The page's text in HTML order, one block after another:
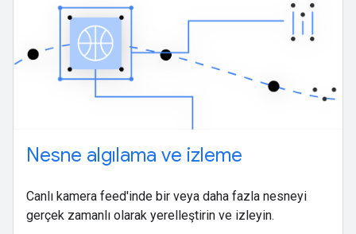
Nesne algılama ve izleme
Canlı kamera feed'inde bir veya daha fazla nesneyi
gerçek zamanlı olarak yerelleştirin ve izleyin.